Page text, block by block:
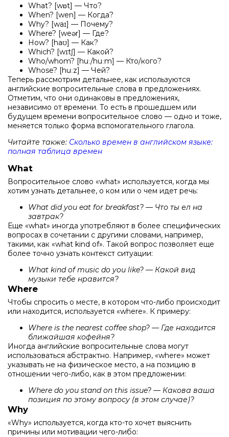
What? [wɒt] — Что?
When? [wen] — Когда?
Why? [waɪ] — Почему?
Where? [weər] — Где?
How? [haʊ] — Как?
Which? [wɪtʃ] — Какой?
Who/whom? [huː/huːm] — Кто/кого?
Whose? [huːz] — Чей?
Теперь рассмотрим детальнее, как используются
английские вопросительные слова в предложениях.
Отметим, что они одинаковы в предложениях,
независимо от времени. То есть в прошедшем или
будущем времени вопросительное слово — одно и тоже,
меняется только форма вспомогательного глагола.
Читайте также: Сколько времен в английском языке:
полная таблица времен
What
Вопросительное слово «what» используется, когда мы
хотим узнать детальнее, о ком или о чем идет речь:
What did you eat for breakfast? — Что ты ел на
завтрак?
Еще «what» иногда употребляют в более специфических
вопросах в сочетании с другими словами, например,
такими, как «what kind of». Такой вопрос позволяет еще
более точно узнать контекст ситуации:
What kind of music do you like? — Какой вид
музыки тебе нравится?
Where
Чтобы спросить о месте, в котором что-либо происходит
или находится, используется «where». К примеру:
Where is the nearest coffee shop? — Где находится
ближайшая кофейня?
Иногда английские вопросительные слова могут
использоваться абстрактно. Например, «where» может
указывать не на физическое место, а на позицию в
отношении чего-либо, как в этом предложении:
Where do you stand on this issue? — Какова ваша
позиция по этому вопросу (в этом случае)?
Why
«Why» используется, когда кто-то хочет выяснить
причины или мотивации чего-либо: